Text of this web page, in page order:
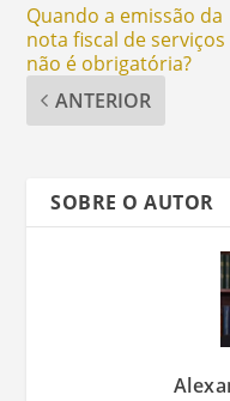
Quando a emissão da
nota fiscal de serviços
não é obrigatória?
ANTERIOR
SOBRE O AUTOR